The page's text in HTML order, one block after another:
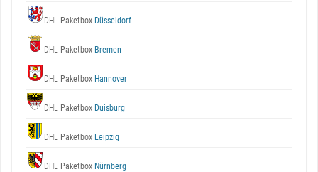
DHL Paketbox Düsseldorf
DHL Paketbox Bremen
DHL Paketbox Hannover
DHL Paketbox Duisburg
DHL Paketbox Leipzig
DHL Paketbox Nürnberg